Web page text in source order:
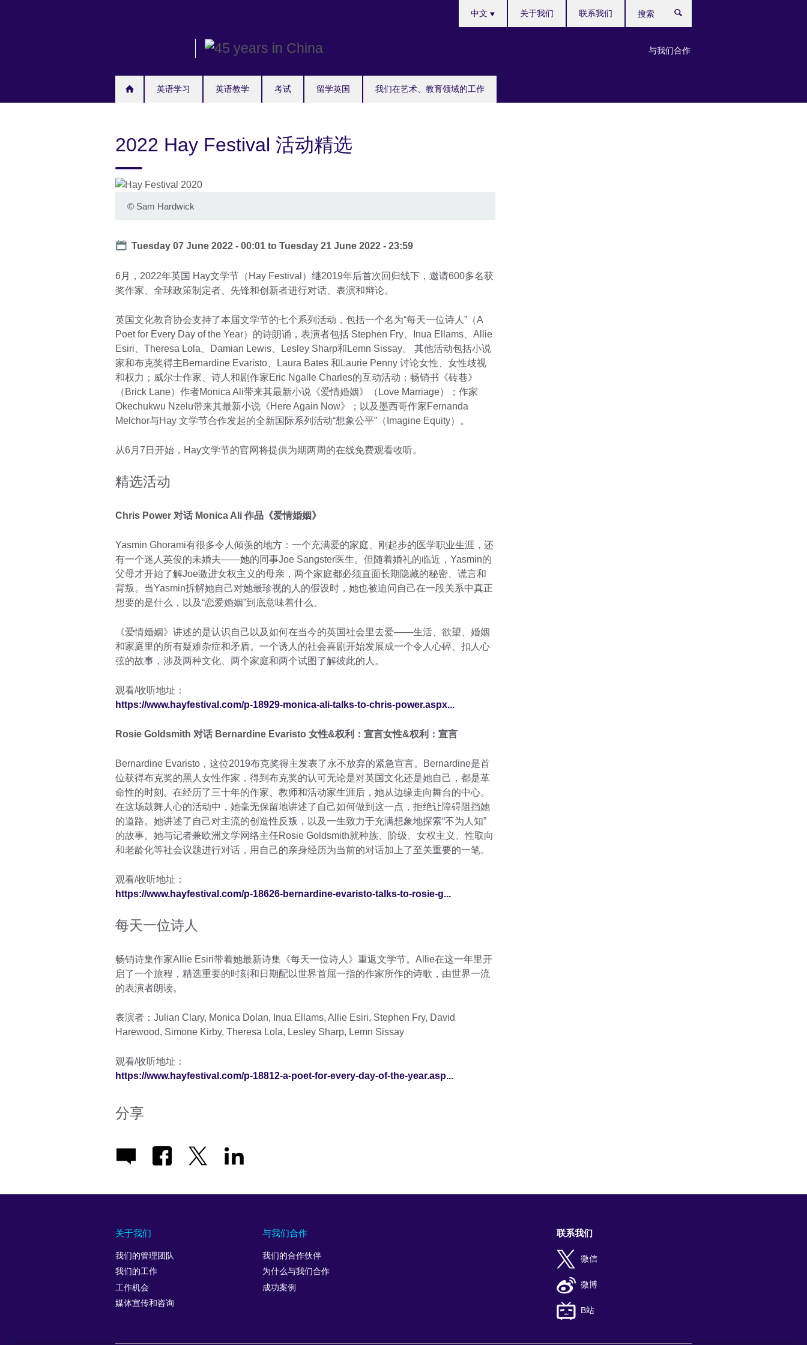
英语学习 英语教学 考试 留学英国 我们在艺术、教育领域的工作
your
中文
与我们合作
关于我们 联系我们
索
2022 Hay Festival 活动精选
© Sam Hardwick
Date
Tuesday 07 June 2022 - 00:01 toTuesday 21 June 2022 - 23:59
6月，2022年英国 Hay文学节（Hay Festival）继2019年后首次回归线下，邀请600多名获
奖作家、全球政策制定者、先锋和创新者进行对话、表演和辩论。
英国文化教育协会支持了本届文学节的七个系列活动，包括一个名为“每天一位诗人”（A
Poet for Every Day of the Year）的诗朗诵，表演者包括 Stephen Fry、Inua Ellams、Allie
Esiri、Theresa Lola、Damian Lewis、Lesley Sharp和Lemn Sissay。 其他活动包括小说
家和布克奖得主Bernardine Evaristo、Laura Bates 和Laurie Penny 讨论女性、女性歧视
和权力；威尔士作家、诗人和剧作家Eric Ngalle Charles的互动活动；畅销书《砖巷》
（Brick Lane）作者Monica Ali带来其最新小说《爱情婚姻》（Love Marriage）；作家
Okechukwu Nzelu带来其最新小说《Here Again Now》；以及墨西哥作家Fernanda
Melchor与Hay 文学节合作发起的全新国际系列活动“想象公平”（Imagine Equity）。
从6月7日开始，Hay文学节的官网将提供为期两周的在线免费观看收听。
精选活动
Chris Power 对话 Monica Ali 作品《爱情婚姻》
Yasmin Ghorami有很多令人倾羡的地方：一个充满爱的家庭、刚起步的医学职业生涯，还
有一个迷人英俊的未婚夫——她的同事Joe Sangster医生。但随着婚礼的临近，Yasmin的
父母才开始了解Joe激进女权主义的母亲，两个家庭都必须直面长期隐藏的秘密、谎言和
背叛。当Yasmin拆解她自己对她最珍视的人的假设时，她也被迫问自己在一段关系中真正
想要的是什么，以及“恋爱婚姻”到底意味着什么。
《爱情婚姻》讲述的是认识自己以及如何在当今的英国社会里去爱——生活、欲望、婚姻
和家庭里的所有疑难杂症和矛盾。一个诱人的社会喜剧开始发展成一个令人心碎、扣人心
弦的故事，涉及两种文化、两个家庭和两个试图了解彼此的人。
观看/收听地址：
https://www.hayfestival.com/p-18929-monica-ali-talks-to-chris-power.aspx...
Rosie Goldsmith 对话 Bernardine Evaristo 女性&权利：宣言女性&权利：宣言
Bernardine Evaristo，这位2019布克奖得主发表了永不放弃的紧急宣言。Bernardine是首
位获得布克奖的黑人女性作家，得到布克奖的认可无论是对英国文化还是她自己，都是革
命性的时刻。在经历了三十年的作家、教师和活动家生涯后，她从边缘走向舞台的中心。
在这场鼓舞人心的活动中，她毫无保留地讲述了自己如何做到这一点，拒绝让障碍阻挡她
的道路。她讲述了自己对主流的创造性反叛，以及一生致力于充满想象地探索“不为人知”
的故事。她与记者兼欧洲文学网络主任Rosie Goldsmith就种族、阶级、女权主义、性取向
和老龄化等社会议题进行对话，用自己的亲身经历为当前的对话加上了至关重要的一笔。
观看/收听地址：
https://www.hayfestival.com/p-18626-bernardine-evaristo-talks-to-rosie-g...
每天一位诗人
畅销诗集作家Allie Esiri带着她最新诗集《每天一位诗人》重返文学节。Allie在这一年里开
启了一个旅程，精选重要的时刻和日期配以世界首屈一指的作家所作的诗歌，由世界一流
的表演者朗读。
表演者：Julian Clary, Monica Dolan, Inua Ellams, Allie Esiri, Stephen Fry, David
Harewood, Simone Kirby, Theresa Lola, Lesley Sharp, Lemn Sissay
观看/收听地址：
https://www.hayfestival.com/p-18812-a-poet-for-every-day-of-the-year.asp...
分享
关于我们
我们的管理团队
我们的工作
工作机会
媒体宣传和咨询
与我们合作
我们的合作伙伴
为什么与我们合作
成功案例
联系我们
微信
微博
B站